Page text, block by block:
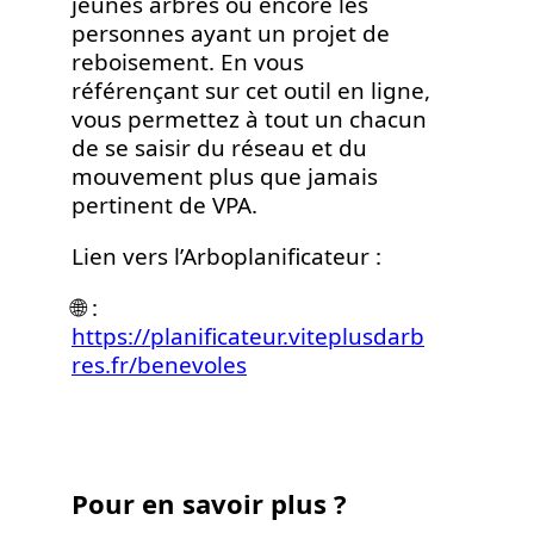
personnes ayant un projet de
reboisement. En vous
référençant sur cet outil en ligne,
vous permettez à tout un chacun
de se saisir du réseau et du
mouvement plus que jamais
pertinent de VPA.
Lien vers l’Arboplanificateur :
🌐 :
https://planificateur.viteplusdarb
res.fr/benevoles
Pour en savoir plus ?